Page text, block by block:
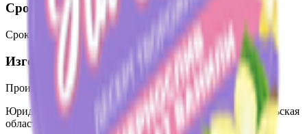
Срок годности
Срок годности 21 суток
Изготовитель
Производитель:
КПУП «Мозырские молочные продукты»
Юридический адрес:
247760, Республика Беларусь, Гомельская
область, г. Мозырь, ул. Пролетарская, 114